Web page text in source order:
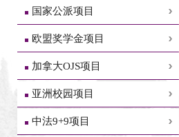
国家公派项目
欧盟奖学金项目
加拿大OJS项目
亚洲校园项目
中法9+9项目